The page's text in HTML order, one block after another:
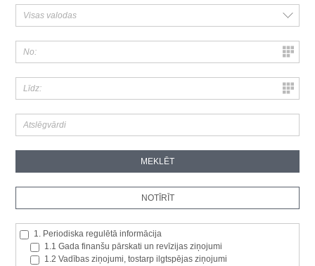
1. Periodiska regulētā informācija
1.1 Gada finanšu pārskati un revīzijas ziņojumi
1.2 Vadības ziņojumi, tostarp ilgtspējas ziņojumi